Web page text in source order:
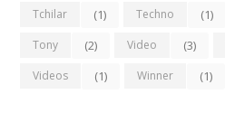
Tchilar (1) Techno (1)
Tony (2) Video (3)
Videos (1) Winner (1)